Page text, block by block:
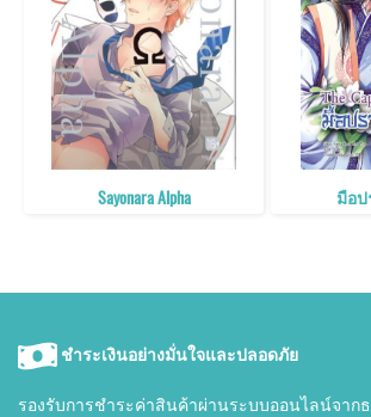
Sayonara Alpha มือ
ชำระเงินอย่างมั่นใจและปลอดภัย
รองรับการชำระค่าสินค้าผ่านระบบออนไลน์จาก